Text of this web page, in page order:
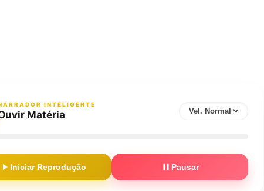
INTELIGENTE
Matéria
Iniciar Reprodução Pausar